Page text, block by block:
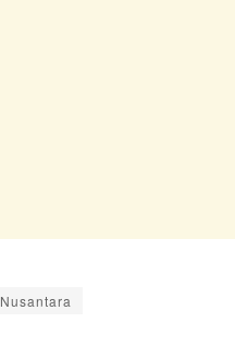
Nusantara